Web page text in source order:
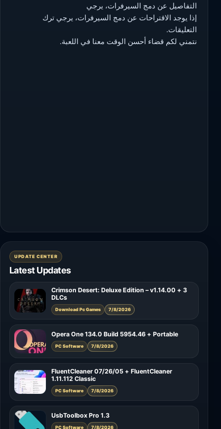
التفاصيل عن دمج السيرفرات، يرجي
إذا يوجد الاقتراحات عن دمج السيرفرات، يرجي ترك
التعليقات.
نتمني لكم قضاء أحسن الوقت معنا في اللعبة.
UPDATE CENTER
Latest Updates
Crimson Desert: Deluxe Edition – v1.14.00 + 3
DLCs
Download Pc Games 7/8/2026
Opera One 134.0 Build 5954.46 + Portable
PC Software 7/8/2026
FluentCleaner 07/26/05 + FluentCleaner
1.11.112 Classic
PC Software 7/8/2026
UsbToolbox Pro 1.3
PC Software 7/8/2026